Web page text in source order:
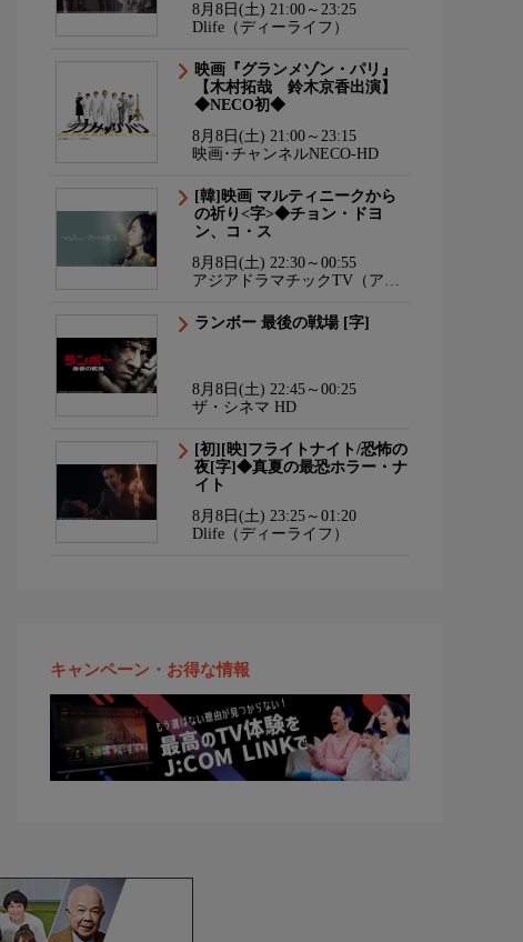
8月8日(土) 21:00～23:25
Dlife（ディーライフ）
映画『グランメゾン・パリ』
【木村拓哉 鈴木京香出演】
◆NECO初◆
8月8日(土) 21:00～23:15
映画･チャンネルNECO-HD
[韓]映画 マルティニークから
の祈り<字>◆チョン・ドヨ
ン、コ・ス
8月8日(土) 22:30～00:55
アジアドラマチックTV（アジ
ランボー 最後の戦場 [字]
8月8日(土) 22:45～00:25
ザ・シネマ HD
[初][映]フライトナイト/恐怖の
夜[字]◆真夏の最恐ホラー・ナ
イト
8月8日(土) 23:25～01:20
Dlife（ディーライフ）
キャンペーン・お得な情報